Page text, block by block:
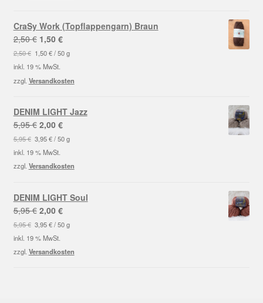
CraSy Work (Topflappengarn) Braun
2,50€ Ursprünglicher
Preis
war:
2,50 €
1,50 €Aktueller
Preis
1,50 €.
2,50€ 1,50€/50 g
inkl. 19 % MwSt.
zzgl. Versandkosten
DENIM LIGHT Jazz
5,95€ Ursprünglicher
Preis
war:
5,95 €
2,00 €Aktueller
Preis
2,00 €.
5,95€ 3,95€/50 g
inkl. 19 % MwSt.
zzgl. Versandkosten
DENIM LIGHT Soul
5,95€ Ursprünglicher
Preis
war:
5,95 €
2,00 €Aktueller
Preis
2,00 €.
5,95€ 3,95€/50 g
inkl. 19 % MwSt.
zzgl. Versandkosten